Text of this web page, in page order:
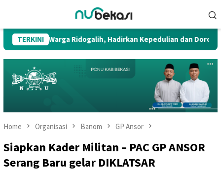
Menu
TERKINI
Warga Ridogalih, Hadirkan Kepedulian dan Dorong Solusi
Home Organisasi Banom GP Ansor
Siapkan Kader Militan – PAC GP ANSOR
Serang Baru gelar DIKLATSAR